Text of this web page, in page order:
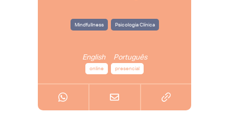
Mindfullness Psicologia Clínica
English Português
online presencial